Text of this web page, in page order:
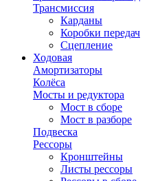
Трансмиссия
Карданы
Коробки передач
Сцепление
Ходовая
Амортизаторы
Колёса
Мосты и редуктора
Мост в сборе
Мост в разборе
Подвеска
Рессоры
Кронштейны
Листы рессоры